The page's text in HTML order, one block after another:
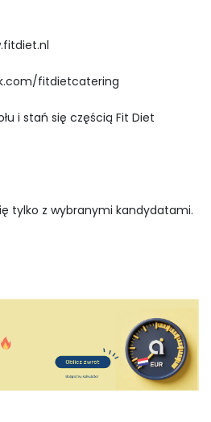
fitdietcatering
i stań się częścią Fit Diet
tylko z wybranymi kandydatami.